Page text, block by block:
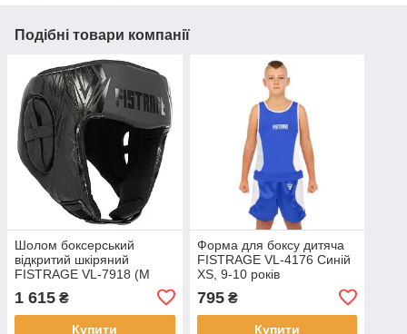
Подібні товари компанії
Шолом боксерський
відкритий шкіряний
FISTRAGE VL-7918 (M
1 615 ₴
Купити
Форма для боксу дитяча
FISTRAGE VL-4176 Синій
XS, 9-10 років
795₴
Купити